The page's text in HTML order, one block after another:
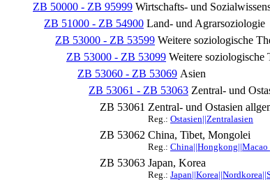
ZB 50000 - ZB 95999 Wirtschafts- und
ZB 51000 - ZB 54900 Land- und Agrarsoziologie
ZB 53000 - ZB 53599 Weitere soziologische
ZB 53000 - ZB 53099 Weitere soziologische
ZB 53060 - ZB 53069 Asien
ZB 53061 - ZB 53063 Zentral- und
ZB 53061 Zentral- und Ostasien
Reg.: Ostasien||Zentralasien
ZB 53062 China, Tibet, Mongolei
Reg.:
ZB 53063 Japan, Korea
Reg.: